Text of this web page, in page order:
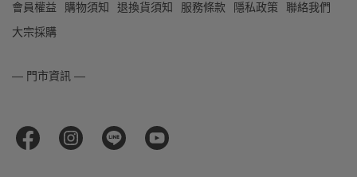
會員權益 購物須知 退換貨須知 服務條款 隱私政策
聯絡我們
大宗採購
— 門市資訊 —